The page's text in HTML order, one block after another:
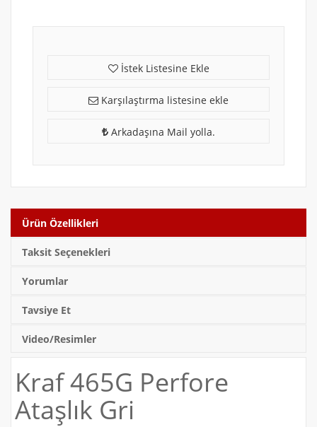
İstek Listesine Ekle
Karşılaştırma listesine ekle
Arkadaşına Mail yolla.
Ürün Özellikleri
Taksit Seçenekleri
Yorumlar
Tavsiye Et
Video/Resimler
Kraf 465G Perfore
Ataşlık Gri